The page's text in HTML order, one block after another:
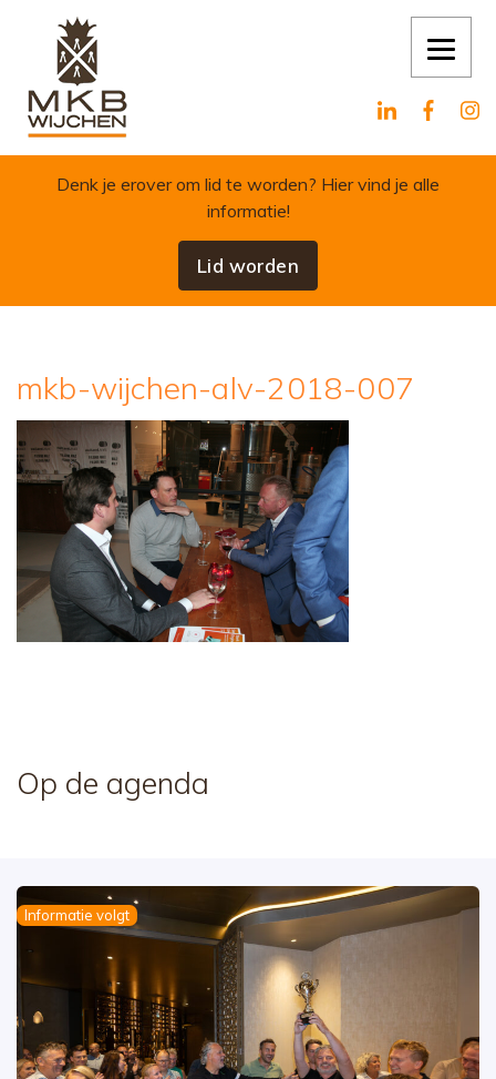
Skip to content
Denk je erover om lid te worden? Hier vind je alle
informatie!
Lid worden
mkb-wijchen-alv-2018-007
Op de agenda
Informatie volgt